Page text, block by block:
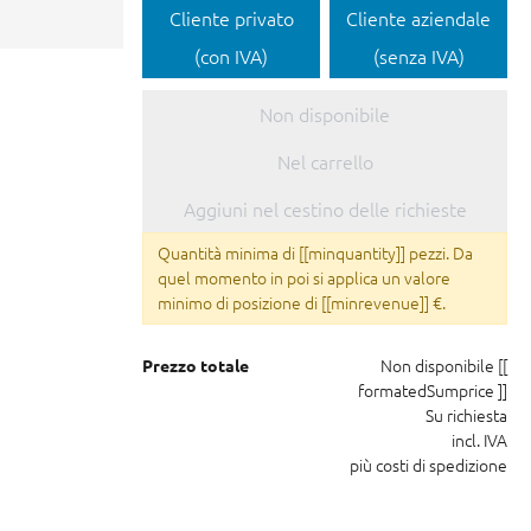
Cliente privato
(con IVA)
Cliente aziendale
(senza IVA)
Non disponibile
Nel carrello
Aggiuni nel cestino delle richieste
Quantità minima di [[minquantity]] pezzi. Da
quel momento in poi si applica un valore
minimo di posizione di [[minrevenue]] €.
Prezzo totale Non disponibile [[
formatedSumprice ]]
Su richiesta
incl. IVA
più costi di spedizione